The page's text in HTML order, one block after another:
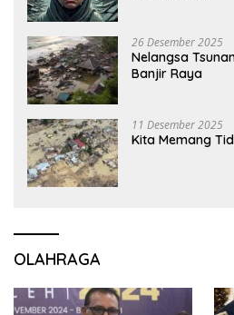
26 Desember 2025
Nelangsa
Banjir Raya
11 Desember 2025
Kita Memang
OLAHRAGA